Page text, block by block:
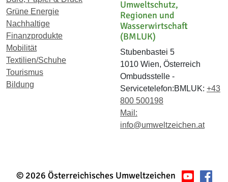
Grüne Energie
Nachhaltige
Finanzprodukte
Mobilität
Textilien/Schuhe
Tourismus
Bildung
Umweltschutz,
Regionen und
Wasserwirtschaft
(BMLUK)
Stubenbastei 5
1010 Wien, Österreich
Ombudsstelle -
Servicetelefon:BMLUK: +43
800 500198
Mail:
info@umweltzeichen.at
© 2026 Österreichisches Umweltzeichen